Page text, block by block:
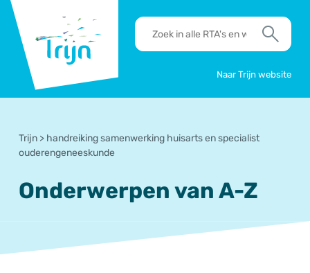
Trijn
RTA's
en
Zoek
Naar Trijn website
Trijn > handreiking samenwerking huisarts en specialist
ouderengeneeskunde
Onderwerpen van A-Z